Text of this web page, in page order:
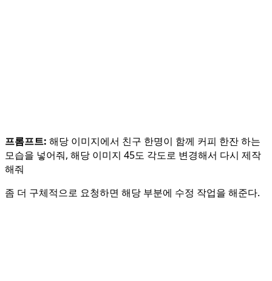
프롬프트: 해당 이미지에서 친구 한명이 함께 커피 한잔 하는
모습을 넣어줘, 해당 이미지 45도 각도로 변경해서 다시 제작
해줘
좀 더 구체적으로 요청하면 해당 부분에 수정 작업을 해준다.